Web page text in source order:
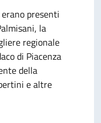
presenti
la
regionale
di Piacenza
della
e altre